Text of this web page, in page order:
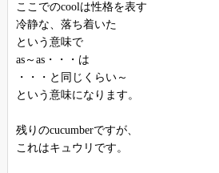
ここでのcoolは性格を表す
冷静な、落ち着いた
という意味で
as～as・・・は
・・・と同じくらい～
という意味になります。
残りのcucumberですが、
これはキュウリです。